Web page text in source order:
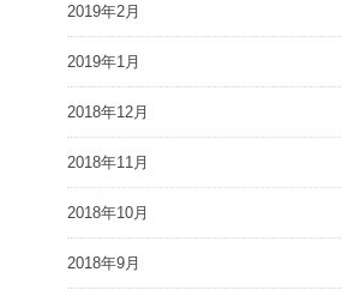
2019年2月
2019年1月
2018年12月
2018年11月
2018年10月
2018年9月